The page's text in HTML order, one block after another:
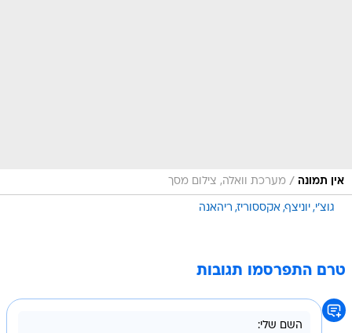
אין תמונה / מערכת וואלה, צילום מסך
גוצ'י יוניצף אקססוריז ריהאנה
טרם התפרסמו תגובות